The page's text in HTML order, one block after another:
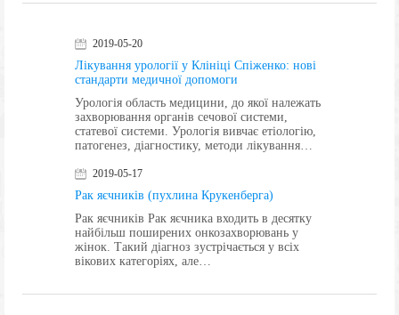
2019-05-20
Лікування урології у Клініці Спіженко: нові
стандарти медичної допомоги
Урологія область медицини, до якої належать
захворювання органів сечової системи,
статевої системи. Урологія вивчає етіологію,
патогенез, діагностику, методи лікування…
2019-05-17
Рак яєчників (пухлина Крукенберга)
Рак яєчників Рак яєчника входить в десятку
найбільш поширених онкозахворювань у
жінок. Такий діагноз зустрічається у всіх
вікових категоріях, але…